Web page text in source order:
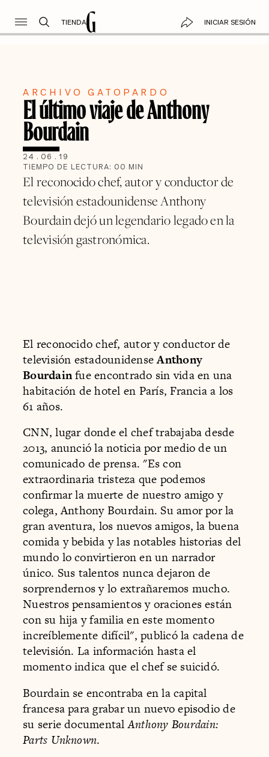
TIENDA INICIAR SESIÓN
ARCHIVO GATOPARDO
El último viaje de Anthony
Bourdain
24 . 06 . 19
TIEMPO DE LECTURA: 00 MIN
El reconocido chef, autor y conductor de
televisión estadounidense Anthony
Bourdain dejó un legendario legado en la
televisión gastronómica.
El reconocido chef, autor y conductor de
televisión estadounidenseAnthony
Bourdainfue encontrado sin vida en una
habitación de hotel en París, Francia a los
61 años.
CNN, lugar donde el chef trabajaba desde
2013, anunció la noticia por medio de un
comunicado de prensa. "Es con
extraordinaria tristeza que podemos
confirmar la muerte de nuestro amigo y
colega, Anthony Bourdain. Su amor por la
gran aventura, los nuevos amigos, la buena
comida y bebida y las notables historias del
mundo lo convirtieron en un narrador
único. Sus talentos nunca dejaron de
sorprendernos y lo extrañaremos mucho.
Nuestros pensamientos y oraciones están
con su hija y familia en este momento
increíblemente difícil", publicó la cadena de
televisión. La información hasta el
momento indica que el chef se suicidó.
Bourdain se encontraba en la capital
francesa para grabar un nuevo episodio de
su serie documentalAnthony Bourdain:
Parts Unknown.